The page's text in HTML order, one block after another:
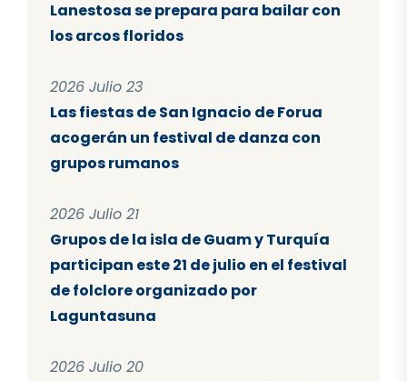
Lanestosa se prepara para bailar con
los arcos floridos
2026 Julio 23
Las fiestas de San Ignacio de Forua
acogerán un festival de danza con
grupos rumanos
2026 Julio 21
Grupos de la isla de Guam y Turquía
participan este 21 de julio en el festival
de folclore organizado por
Laguntasuna
2026 Julio 20